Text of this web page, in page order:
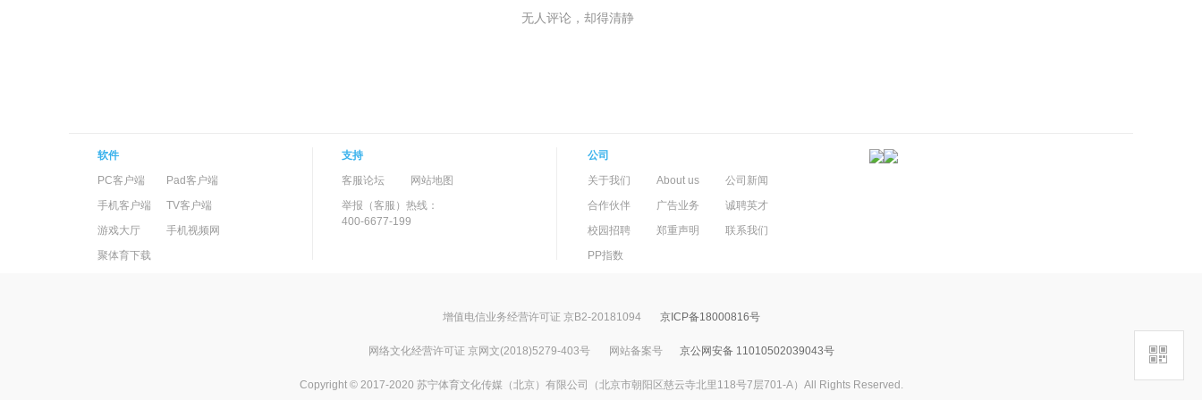
无人评论，却得清静
软件
PC客户端
Pad客户端
手机客户端
TV客户端
游戏大厅
手机视频网
聚体育下载
支持
客服论坛
网站地图
举报（客服）热线：
400-6677-199
公司
关于我们
About us
公司新闻
合作伙伴
广告业务
诚聘英才
校园招聘
郑重声明 联系我们
PP指数
增值电信业务经营许可证 京B2-20181094 京ICP备18000816号
网络文化经营许可证 京网文(2018)5279-403号 网站备案号 京公网安备 11010502039043号
Copyright © 2017-2020 苏宁体育文化传媒（北京）有限公司（北京市朝阳区慈云寺北里118号7层701-A）All Rights Reserved.